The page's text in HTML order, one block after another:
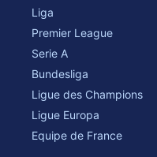
Liga
Premier League
Serie A
Bundesliga
Ligue des Champions
Ligue Europa
Equipe de France